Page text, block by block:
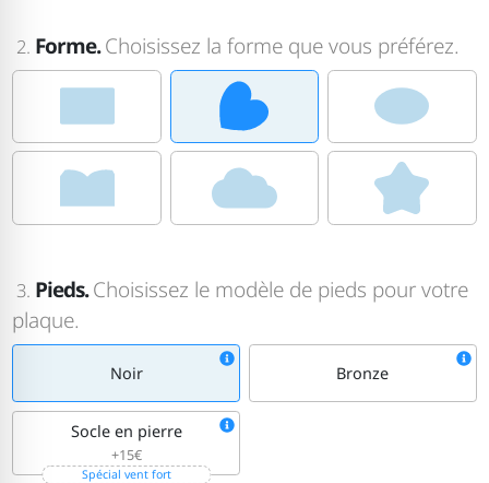
2. Forme.Choisissez la forme que vous préférez.
3. Pieds.Choisissez le modèle de pieds pour votre
plaque.
Noir Bronze
Socle en pierre
+15€
Spécial vent fort